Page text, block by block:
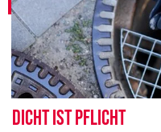
Dicht ist Pflicht